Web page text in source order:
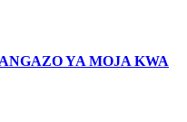
YA MOJA KWA